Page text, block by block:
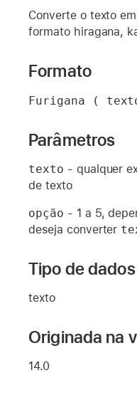
Converte o texto
formato hiragana,
Formato
Furigana (
Parâmetros
texto - qualquer
de texto
opção - 1 a 5,
deseja converter
Tipo de
texto
Originada na
14.0